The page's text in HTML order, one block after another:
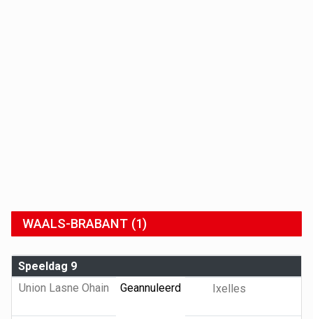
WAALS-BRABANT (1)
Speeldag 9
Union Lasne Ohain
Geannuleerd Ixelles